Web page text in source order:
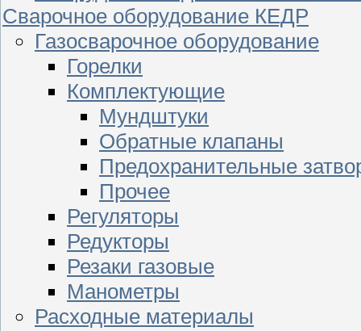
Сварочное оборудование КЕДР
Газосварочное оборудование
Горелки
Комплектующие
Мундштуки
Обратные клапаны
Предохранительные
Прочее
Регуляторы
Редукторы
Резаки газовые
Манометры
Расходные материалы